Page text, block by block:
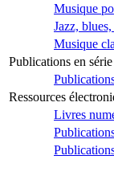
Musique
Jazz, blues,
Musique
Publications en
Ressources
Livres